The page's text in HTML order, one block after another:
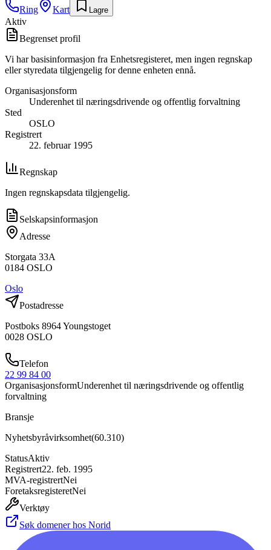
Ring Kart Lagre
Aktiv
Begrenset profil
Vi har basisinformasjon fra Enhetsregisteret, men ingen regnskap
eller styredata tilgjengelig for denne enheten ennå.
Organisasjonsform
Underenhet til næringsdrivende og offentlig forvaltning
Sted
OSLO
Registrert
22. februar 1995
Regnskap
Ingen regnskapsdata tilgjengelig.
Selskapsinformasjon
Adresse
Storgata 33A
0184 OSLO
Oslo
Postadresse
Postboks 8964 Youngstoget
0028 OSLO
Telefon
22 99 84 00
OrganisasjonsformUnderenhet til næringsdrivende og offentlig
forvaltning
Bransje
Nyhetsbyråvirksomhet(60.310)
StatusAktiv
Registrert22. feb. 1995
MVA-registrertNei
ForetaksregisteretNei
Verktøy
Søk domener hos Norid